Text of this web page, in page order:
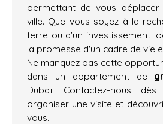
permettant de vous
ville. Que vous soyez à la
terre ou d'un investissement
la promesse d'un cadre de vie
Ne manquez pas cette
dans un appartement de
Dubaï. Contactez-nous
organiser une visite et
vous.